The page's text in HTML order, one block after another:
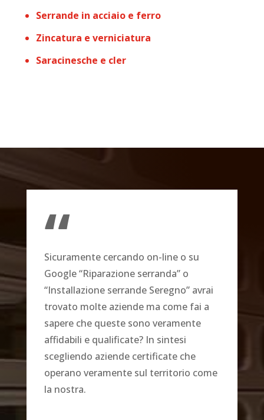
Serrande in acciaio e ferro
Zincatura e verniciatura
Saracinesche e cler
“
Sicuramente cercando on-line o su
Google “Riparazione serranda” o
“Installazione serrande Seregno” avrai
trovato molte aziende ma come fai a
sapere che queste sono veramente
affidabili e qualificate? In sintesi
scegliendo aziende certificate che
operano veramente sul territorio come
la nostra.